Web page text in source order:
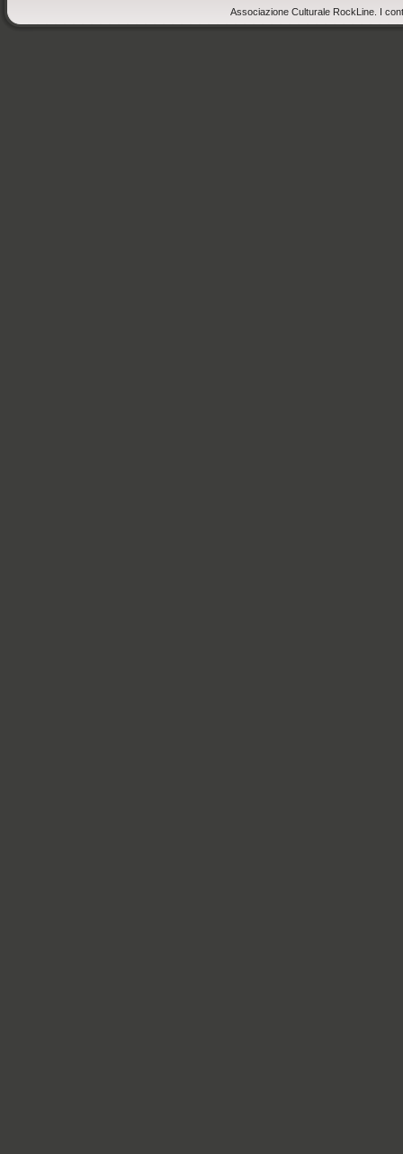
Associazione Culturale RockLine. I